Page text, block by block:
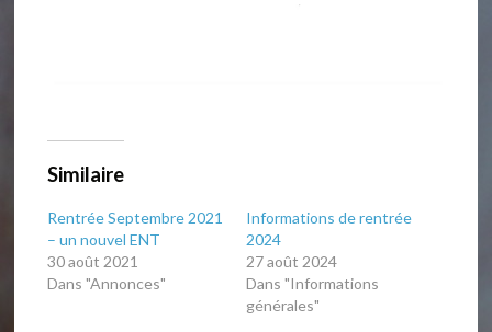
Similaire
Rentrée Septembre 2021
– un nouvel ENT
30 août 2021
Dans "Annonces"
Informations de rentrée
2024
27 août 2024
Dans "Informations
générales"